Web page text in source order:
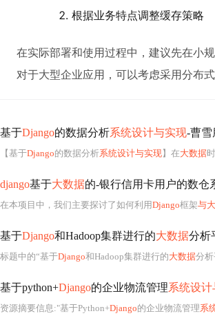
根据业务特点调整缓存策略
在实际部署和使用过程中，建议先在小
对于大型企业应用，可以考虑采用分布
基于Django的数据分析系统设计与实现-曹雪
【基于Django的数据分析系统设计与实现】在大数据时
django基于大数据的-银行信用卡用户的数仓
在本项目中，我们主要探讨了如何利用Django框架与
基于Django和Hadoop集群进行的大数据分析
标题中的“基于Django和Hadoop集群进行的大数据分
基于python+Django的企业物流管理系统设
资源摘要信息:"基于Python+Django的企业物流管理系